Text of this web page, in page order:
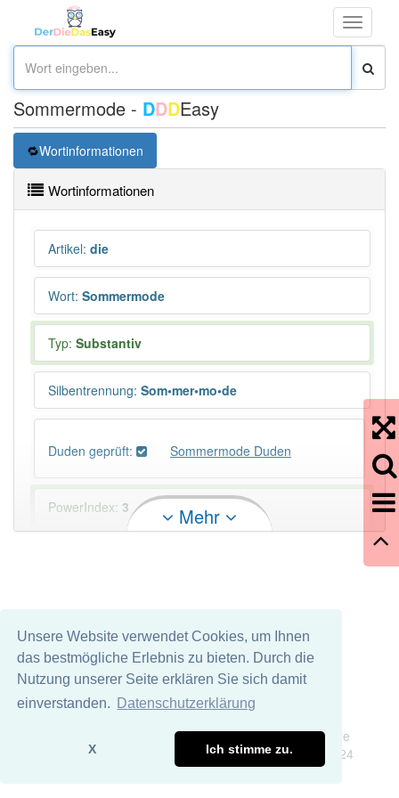
Unsere Website verwendet Cookies, um Ihnen
das bestmögliche Erlebnis zu bieten. Durch die
Nutzung unserer Seite erklären Sie sich damit
einverstanden.
Datenschutzerklärung
X Ich stimme zu.
Toggle
Sommermode - DDDEasy
Wortinformationen
Wortinformationen
Artikel: die
Wort: Sommermode
Typ: Substantiv
Silbentrennung: Som•mer•mo•de
Duden geprüft: Sommermode Duden
PowerIndex: 3
Wörter mit Endung -sommermode aber mit einem
anderen Artikeldie: 0
91% unserer Spielapp-Nutzer haben den Artikel
Mehr
Wir übernehmen keine Garantie und keine Haftung für die
Richtigkeit und Vollständigkeit dieser Seite. DDDEasy 2024